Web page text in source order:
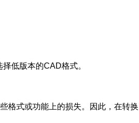
低版本的CAD格式。
格式或功能上的损失。因此，在转换